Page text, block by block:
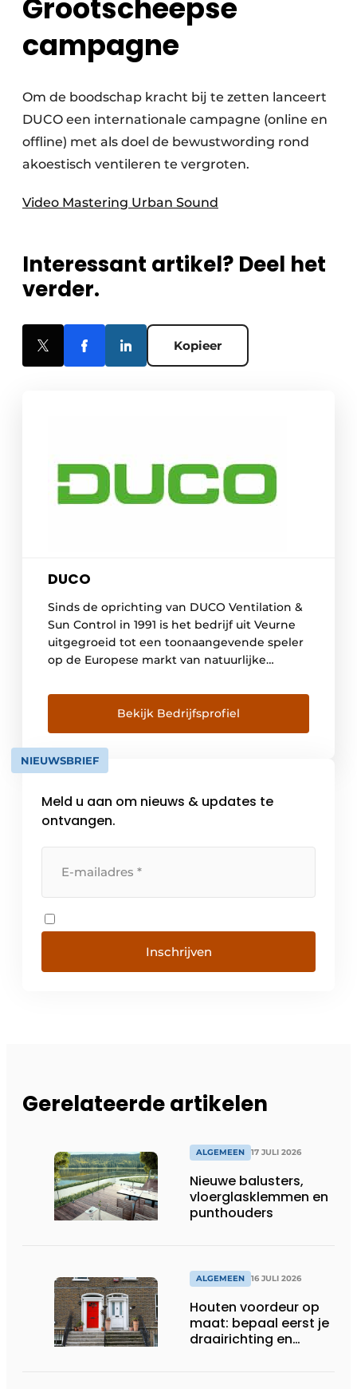
Grootscheepse
campagne
Om de boodschap kracht bij te zetten lanceert
DUCO een internationale campagne (online en
offline) met als doel de bewustwording rond
akoestisch ventileren te vergroten.
Video Mastering Urban Sound
Interessant artikel? Deel het
verder.
Kopieer
DUCO
Sinds de oprichting van DUCO Ventilation &
Sun Control in 1991 is het bedrijf uit Veurne
uitgegroeid tot een toonaangevende speler
op de Europese markt van natuurlijke
dan ook élke bewoner voorzien van een
gezond, comfortabel en energiezuinig
binnenklimaat. Een continue investering in
alle beschikbare middelen vormt sinds jaar
en […]
Bekijk Bedrijfsprofiel
NIEUWSBRIEF
Meld u aan om nieuws & updates te
ontvangen.
Inschrijven
Gerelateerde artikelen
ALGEMEEN 17 JULI 2026
Nieuwe balusters,
vloerglasklemmen en
punthouders
ALGEMEEN 16 JULI 2026
Houten voordeur op
maat: bepaal eerst je
draairichting en